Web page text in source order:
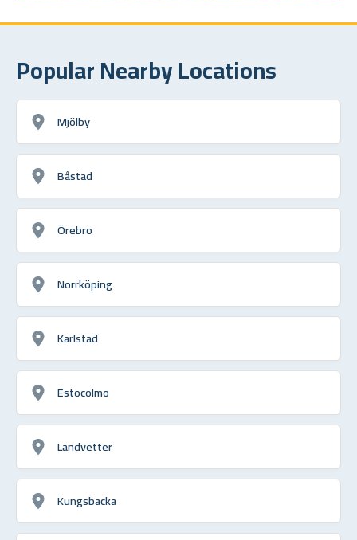
Popular Nearby Locations
Mjölby
Båstad
Örebro
Norrköping
Karlstad
Estocolmo
Landvetter
Kungsbacka